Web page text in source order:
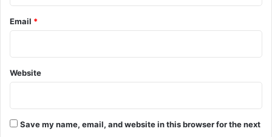
Email *
Website
Save my name, email, and website in this browser for the next